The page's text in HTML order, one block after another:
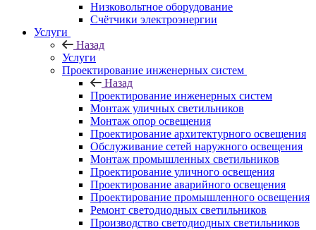
Низковольтное оборудование
Счётчики электроэнергии
Услуги
Назад
Услуги
Проектирование инженерных систем
Назад
Проектирование инженерных систем
Монтаж уличных светильников
Монтаж опор освещения
Проектирование архитектурного освещения
Обслуживание сетей наружного освещения
Монтаж промышленных светильников
Проектирование уличного освещения
Проектирование аварийного освещения
Проектирование промышленного освещения
Ремонт светодиодных светильников
Производство светодиодных светильников